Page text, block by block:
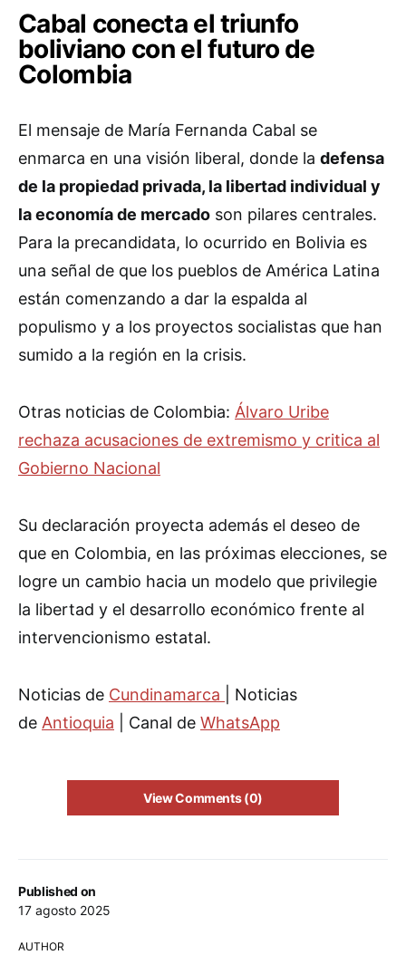
Published on
17 agosto 2025
AUTHOR
Cabal conecta el triunfo
boliviano con el futuro de
Colombia
El mensaje de María Fernanda Cabal se
enmarca en una visión liberal, donde la defensa
de la propiedad privada, la libertad individual y
la economía de mercado son pilares centrales.
Para la precandidata, lo ocurrido en Bolivia es
una señal de que los pueblos de América Latina
están comenzando a dar la espalda al
populismo y a los proyectos socialistas que han
sumido a la región en la crisis.
Otras noticias de Colombia: Álvaro Uribe
rechaza acusaciones de extremismo y critica al
Gobierno Nacional
Su declaración proyecta además el deseo de
que en Colombia, en las próximas elecciones, se
logre un cambio hacia un modelo que privilegie
la libertad y el desarrollo económico frente al
intervencionismo estatal.
Noticias de Cundinamarca
| Noticias
de Antioquia | Canal de WhatsApp
View Comments (0)